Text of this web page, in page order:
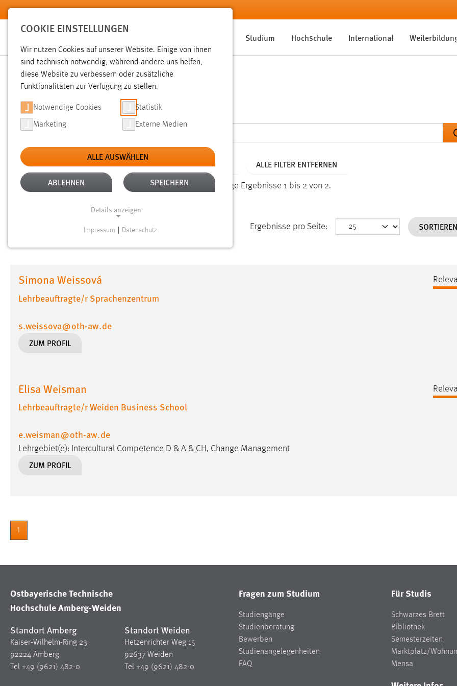
Zum Hauptinhalt springen
Studium Hochschule International
SUCHE
Aktive Filter: TYP: PERSONEN ALTER: ÜBER EIN JAHR ALLE FILTER ENTFERNEN
Gesucht nach "weis". Es wurden 2 Ergebnisse gefunden. Zeige Ergebnisse 1 bis 2 von 2.
Ergebnisse pro Seite:
Simona Weissová
Lehrbeauftragte/r Sprachenzentrum
s.weissova@oth-aw.de
ZUM PROFIL
Elisa Weisman
Lehrbeauftragte/r Weiden Business School
e.weisman@oth-aw.de
Lehrgebiet(e): Intercultural Competence D & A & CH, Change Management
ZUM PROFIL
1
Ostbayerische Technische
Hochschule Amberg-Weiden
Standort Amberg
Kaiser-Wilhelm-Ring 23
92224 Amberg
Tel +49 (9621) 482-0
Standort Weiden
Hetzenrichter Weg 15
92637 Weiden
Tel +49 (9621) 482-0
Fragen zum Studium
Studiengänge
Studienberatung
Bewerben
Studienangelegenheiten
FAQ
Für Studis
Schwarzes Brett
Bibliothek
Semesterzeiten
Marktplatz/
Mensa
COOKIE EINSTELLUNGEN
Wir nutzen Cookies auf unserer Website. Einige von ihnen
sind technisch notwendig, während andere uns helfen,
diese Website zu verbessern oder zusätzliche
Funktionalitäten zur Verfügung zu stellen.
Notwendige Cookies Statistik
Marketing Externe Medien
ALLE AUSWÄHLEN
ABLEHNEN SPEICHERN
Details anzeigen
Website erforderlich.
Einverständnis
Name: cookie_consent
Zweck:
Cookie Laufzeit:
Performance
Name: staticfilecache
Zweck:
Für performante Seitenauslieferung wird
Chat
Name:
MibewSessionID, MIBEW_UserID,
mibew_locale, mibew-chat-frame-style-
Zweck:
Wird benötigt um die Chatfunktion
Impressum Datenschutz